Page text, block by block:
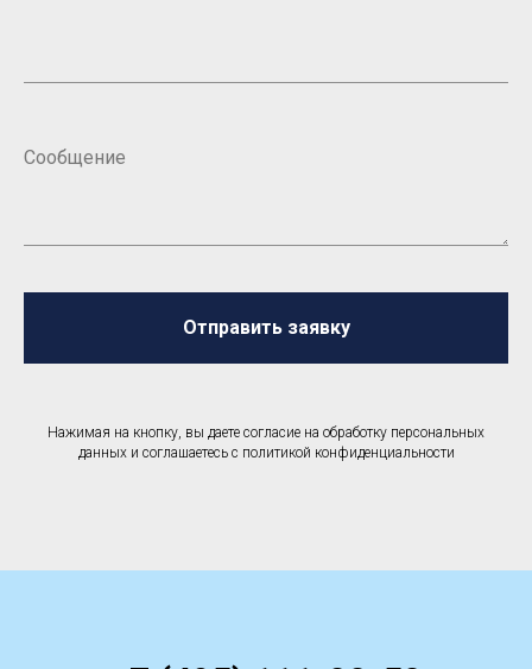
Отправить заявку
Нажимая на кнопку, вы даете согласие на обработку персональных
данных и соглашаетесь c политикой конфиденциальности